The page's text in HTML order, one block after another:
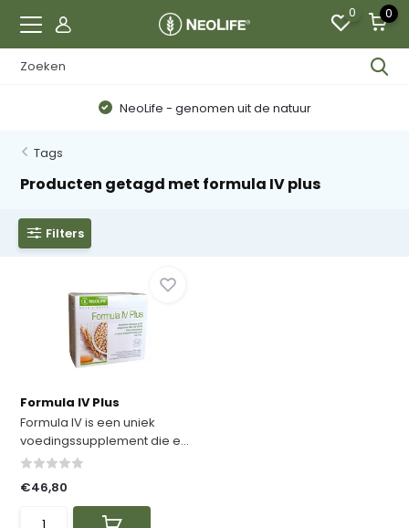
0 0
NeoLife - genomen uit de natuur
Tags
Producten getagd met formula IV plus
Filters
Formula IV Plus
Formula IV is een uniek
voedingssupplement die e...
€46,80